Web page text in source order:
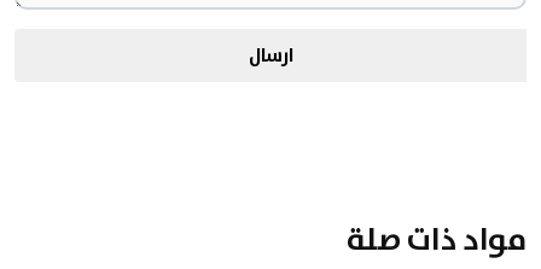
ارسال
مواد ذات صلة